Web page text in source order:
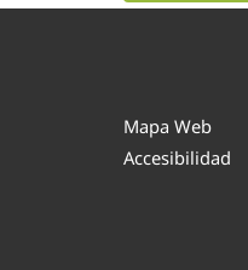
Mapa Web
Accesibilidad